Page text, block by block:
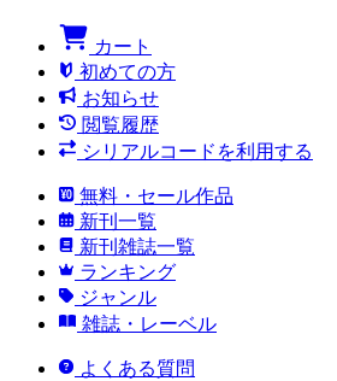
カート
初めての方
お知らせ
閲覧履歴
シリアルコードを利用する
無料・セール作品
新刊一覧
新刊雑誌一覧
ランキング
ジャンル
雑誌・レーベル
よくある質問